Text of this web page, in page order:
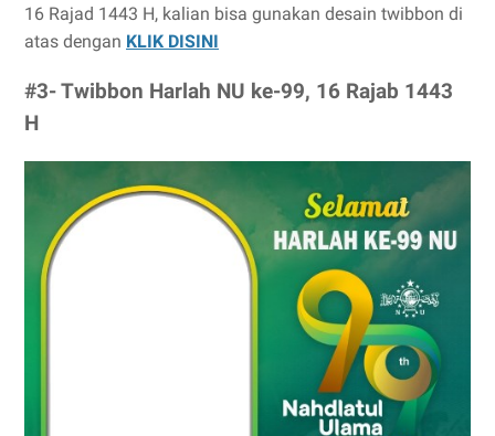
16 Rajad 1443 H, kalian bisa gunakan desain twibbon di
atas dengan KLIK DISINI
#3- Twibbon Harlah NU ke-99, 16 Rajab 1443
H